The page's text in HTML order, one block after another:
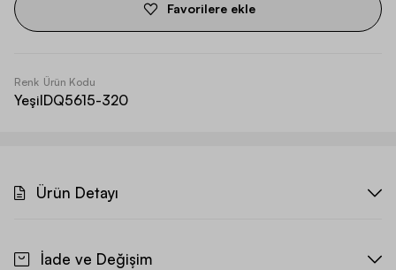
Favorilere ekle
Renk
Yeşil
Ürün Kodu
DQ5615-320
Ürün Detayı
İade ve Değişim